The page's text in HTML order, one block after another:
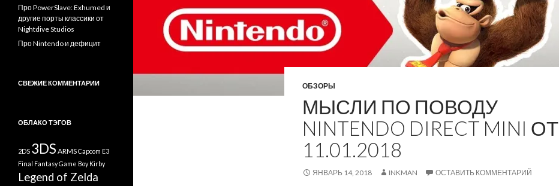
ОБЗОРЫ
МЫСЛИ ПО ПОВОДУ
NINTENDO DIRECT MINI ОТ
11.01.2018
ЯНВАРЬ 14, 2018 INKMAN ОСТАВИТЬ КОММЕНТАРИЙ
Про PowerSlave: Exhumed и
другие порты классики от
Nightdive Studios
Про Nintendo и дефицит
СВЕЖИЕ КОММЕНТАРИИ
ОБЛАКО ТЭГОВ
2DS 3DS ARMSCapcom E3
Final FantasyGame Boy Kirby
Legend of Zelda